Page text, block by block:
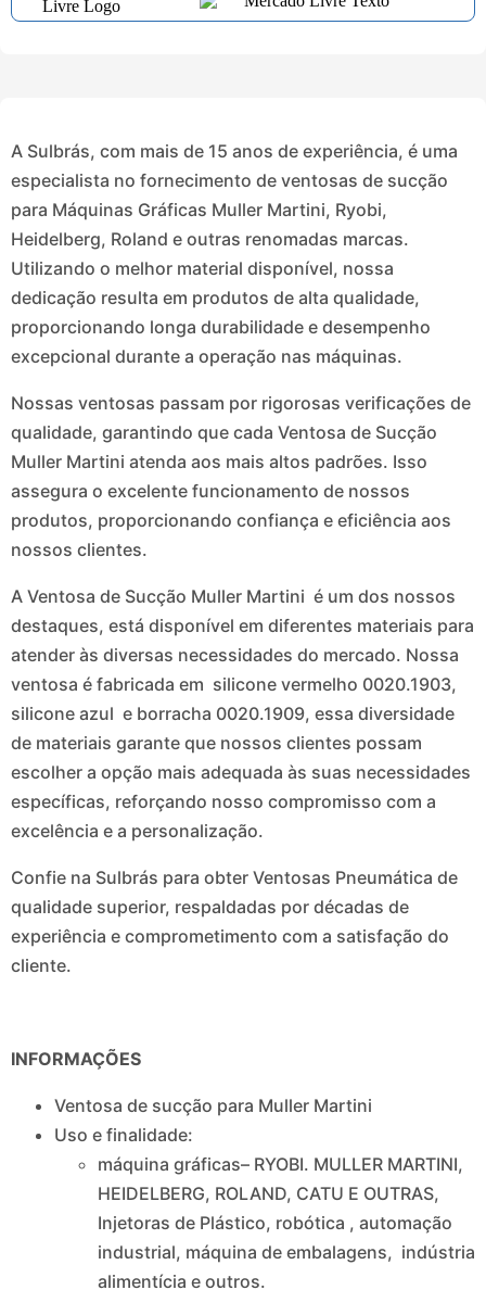
A Sulbrás, com mais de 15 anos de experiência, é uma
especialista no fornecimento de ventosas de sucção
para Máquinas Gráficas Muller Martini, Ryobi,
Heidelberg, Roland e outras renomadas marcas.
Utilizando o melhor material disponível, nossa
dedicação resulta em produtos de alta qualidade,
proporcionando longa durabilidade e desempenho
excepcional durante a operação nas máquinas.
Nossas ventosas passam por rigorosas verificações de
qualidade, garantindo que cada Ventosa de Sucção
Muller Martini atenda aos mais altos padrões. Isso
assegura o excelente funcionamento de nossos
produtos, proporcionando confiança e eficiência aos
nossos clientes.
A Ventosa de Sucção Muller Martini é um dos nossos
destaques, está disponível em diferentes materiais para
atender às diversas necessidades do mercado. Nossa
ventosa é fabricada em silicone vermelho 0020.1903,
silicone azul e borracha 0020.1909, essa diversidade
de materiais garante que nossos clientes possam
escolher a opção mais adequada às suas necessidades
específicas, reforçando nosso compromisso com a
excelência e a personalização.
Confie na Sulbrás para obter Ventosas Pneumática de
qualidade superior, respaldadas por décadas de
experiência e comprometimento com a satisfação do
cliente.
INFORMAÇÕES
Ventosa de sucção para Muller Martini
Uso e finalidade:
máquina gráficas– RYOBI. MULLER MARTINI,
HEIDELBERG, ROLAND, CATU E OUTRAS,
Injetoras de Plástico, robótica , automação
industrial, máquina de embalagens, indústria
alimentícia e outros.